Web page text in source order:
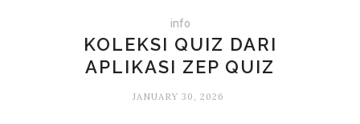
info
KOLEKSI QUIZ DARI
APLIKASI ZEP QUIZ
JANUARY 30, 2026